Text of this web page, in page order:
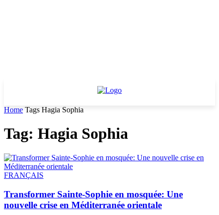
Home Tags Hagia Sophia
Tag: Hagia Sophia
FRANÇAIS
Transformer Sainte-Sophie en mosquée: Une
nouvelle crise en Méditerranée orientale